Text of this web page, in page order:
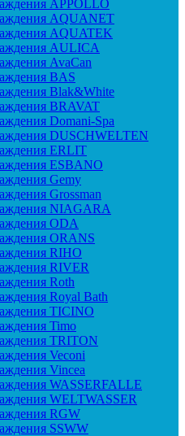
APPOLLO
AQUANET
AQUATEK
AULICA
AvaCan
BAS
Blak&White
BRAVAT
Domani-Spa
DUSCHWELTEN
ERLIT
ESBANO
Gemy
Grossman
NIAGARA
ODA
ORANS
RIHO
RIVER
Roth
Royal Bath
TICINO
Timo
TRITON
Veconi
Vincea
WASSERFALLE
WELTWASSER
RGW
SSWW